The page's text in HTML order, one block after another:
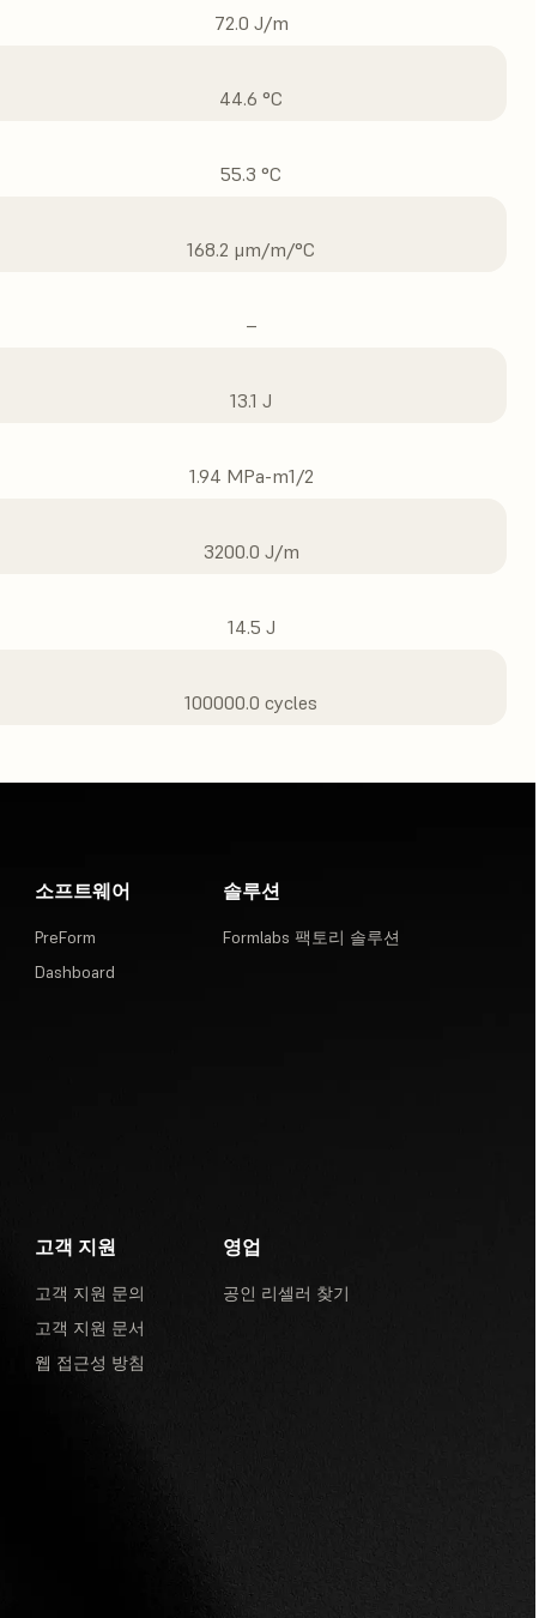
72.0 J/m
44.6 °C
55.3 °C
168.2 μm/m/°C
–
13.1 J
1.94 MPa-m1/2
3200.0 J/m
14.5 J
100000.0 cycles
소프트웨어
PreForm
Dashboard
솔루션
Formlabs 팩토리 솔루션
고객 지원
고객 지원 문의
고객 지원 문서
웹 접근성 방침
영업
공인 리셀러 찾기